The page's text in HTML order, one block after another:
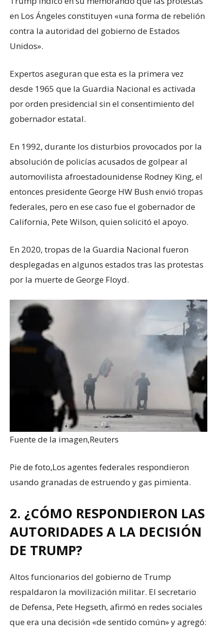
en Los Ángeles constituyen «una forma de rebelión
contra la autoridad del gobierno de Estados
Unidos».
Expertos aseguran que esta es la primera vez
desde 1965 que la Guardia Nacional es activada
por orden presidencial sin el consentimiento del
gobernador estatal.
En 1992, durante los disturbios provocados por la
absolución de policías acusados de golpear al
automovilista afroestadounidense Rodney King, el
entonces presidente George HW Bush envió tropas
federales, pero en ese caso fue el gobernador de
California, Pete Wilson, quien solicitó el apoyo.
En 2020, tropas de la Guardia Nacional fueron
desplegadas en algunos estados tras las protestas
por la muerte de George Floyd.
Fuente de la imagen,Reuters
Pie de foto,Los agentes federales respondieron
usando granadas de estruendo y gas pimienta.
2. ¿CÓMO RESPONDIERON LAS
AUTORIDADES A LA DECISIÓN
DE TRUMP?
Altos funcionarios del gobierno de Trump
respaldaron la movilización militar. El secretario
de Defensa, Pete Hegseth, afirmó en redes sociales
que era una decisión «de sentido común» y agregó: